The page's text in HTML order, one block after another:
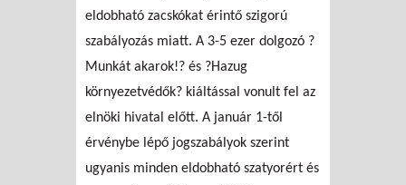
eldobható zacskókat érintő szigorú
szabályozás miatt. A 3-5 ezer dolgozó ?
Munkát akarok!? és ?Hazug
környezetvédők? kiáltással vonult fel az
elnöki hivatal előtt. A január 1-től
érvénybe lépő jogszabályok szerint
ugyanis minden eldobható szatyorért és